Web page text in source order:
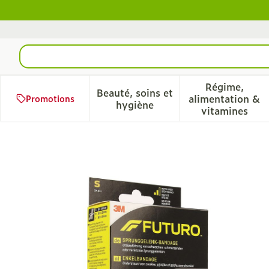
Rechercher
Promotions
Beauté, soins et
hygièneAfficher le sous-menu pour
Régime,
alimentation &
vitamines
Afficher
Futuro Chevillere Chair S